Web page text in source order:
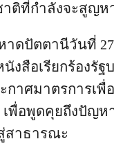
ติที่กำลังจะสูญห
าดปัตตานีวันที่
นังสือเรียกร้อง
าศมาตรการเพื่
พื่อพูดคุยถึงปัญห
สาธารณะ